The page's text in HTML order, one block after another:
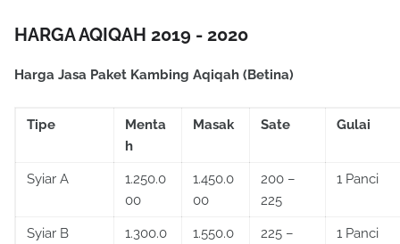
HARGA AQIQAH 2019 - 2020
Harga Jasa Paket Kambing Aqiqah (Betina)
Tipe
Menta
h
Masak Sate Gulai
Syiar A
1.250.0
00
1.450.0
00
200 –
225
1 Panci
Syiar B
1.300.0
1.550.0
225 –
1 Panci